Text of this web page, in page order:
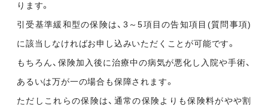
ります。
引受基準緩和型の保険は、3～5項目の告知項目(質問事項)
に該当しなければお申し込みいただくことが可能です。
もちろん、保険加入後に治療中の病気が悪化し入院や手術、
あるいは万が一の場合も保障されます。
ただしこれらの保険は、通常の保険よりも保険料がやや割